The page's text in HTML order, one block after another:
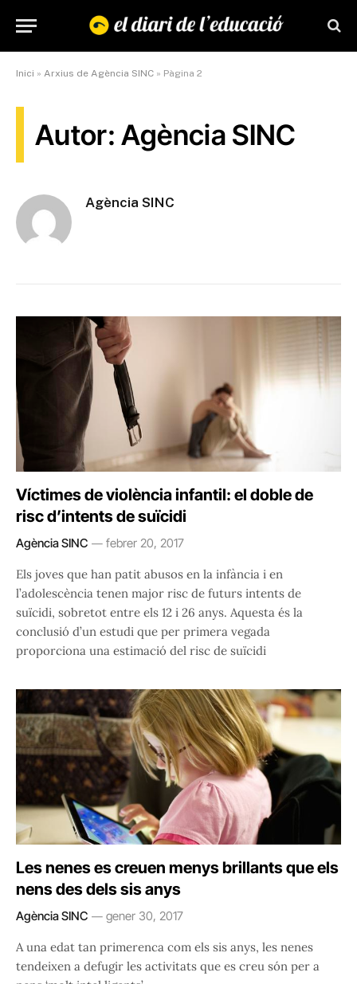
Inici » Arxius de Agència SINC » Pàgina 2
Autor: Agència SINC
Agència SINC
Víctimes de violència infantil: el doble de
risc d’intents de suïcidi
Agència SINC febrer 20, 2017
Els joves que han patit abusos en la infància i en
l’adolescència tenen major risc de futurs intents de
suïcidi, sobretot entre els 12 i 26 anys. Aquesta és la
conclusió d’un estudi que per primera vegada
proporciona una estimació del risc de suïcidi
Les nenes es creuen menys brillants que els
nens des dels sis anys
Agència SINC gener 30, 2017
A una edat tan primerenca com els sis anys, les nenes
tendeixen a defugir les activitats que es creu són per a